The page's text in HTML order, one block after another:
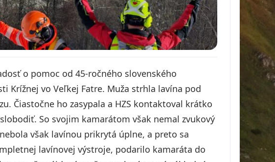
o pomoc od 45-ročného slovenského
Krížnej vo Veľkej Fatre. Muža strhla lavína pod
Čiastočne ho zasypala a HZS kontaktoval krátko
So svojim kamarátom však nemal zvukový
však lavínou prikrytá úplne, a preto sa
lavínovej výstroje, podarilo kamaráta do